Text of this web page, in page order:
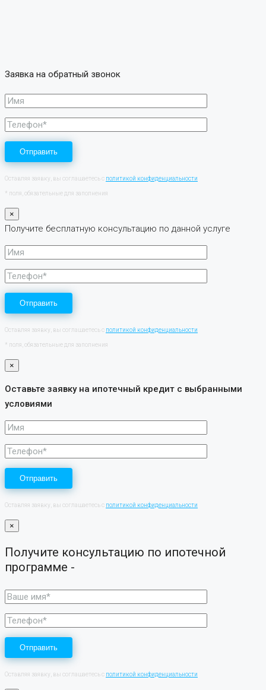
Заявка на обратный звонок
Оставляя заявку, вы соглашаетесь с политикой конфиденциальности
* поля, обязательные для заполнения
×
Получите бесплатную консультацию по данной услуге
Оставляя заявку, вы соглашаетесь с политикой конфиденциальности
* поля, обязательные для заполнения
×
Оставьте заявку на ипотечный кредит с выбранными
условиями
Оставляя заявку, вы соглашаетесь с политикой конфиденциальности
×
Получите консультацию по ипотечной
программе -
Оставляя заявку, вы соглашаетесь с политикой конфиденциальности